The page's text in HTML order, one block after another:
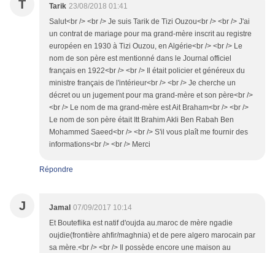
T Tarik 23/08/2018 01:41
Salut<br /> <br /> Je suis Tarik de Tizi Ouzou<br /> <br /> J'ai
un contrat de mariage pour ma grand-mère inscrit au registre
européen en 1930 à Tizi Ouzou, en Algérie<br /> <br /> Le
nom de son père est mentionné dans le Journal officiel
français en 1922<br /> <br /> Il était policier et généreux du
ministre français de l'intérieur<br /> <br /> Je cherche un
décret ou un jugement pour ma grand-mère et son père<br />
<br /> Le nom de ma grand-mère est Ait Braham<br /> <br />
Le nom de son père était Itt Brahim Akli Ben Rabah Ben
Mohammed Saeed<br /> <br /> S'il vous plaît me fournir des
informations<br /> <br /> Merci
Répondre
J Jamal 07/09/2017 10:14
Et Bouteflika est natif d'oujda au.maroc de mère ngadie
oujdie(frontière ahfir/maghnia) et de pere algero marocain par
sa mère.<br /> <br /> Il possède encore une maison au